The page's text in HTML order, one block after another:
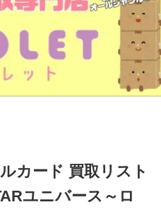
カード 買取リスト
ユニバース～ロ